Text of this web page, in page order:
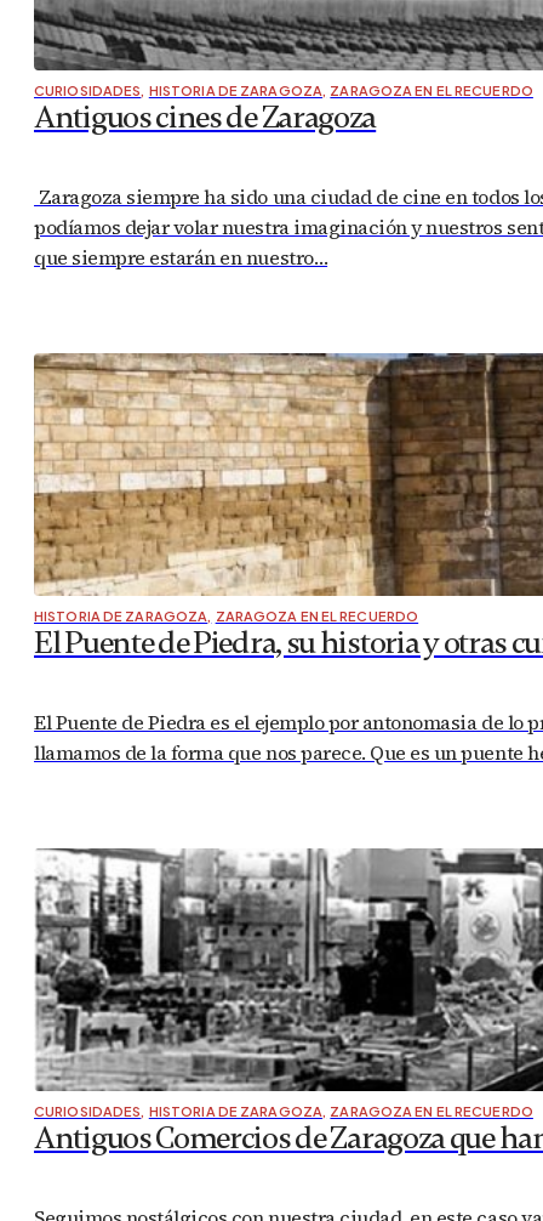
CURIOSIDADES, HISTORIA DE ZARAGOZA, ZARAGOZA EN EL RECUERDO
Antiguos cines de Zaragoza
Zaragoza siempre ha sido una ciudad de cine en todos
podíamos dejar volar nuestra imaginación y nuestros
que siempre estarán en nuestro…
HISTORIA DE ZARAGOZA, ZARAGOZA EN EL RECUERDO
El Puente de Piedra, su historia y otras
El Puente de Piedra es el ejemplo por antonomasia de lo
llamamos de la forma que nos parece. Que es un puente
CURIOSIDADES, HISTORIA DE ZARAGOZA, ZARAGOZA EN EL RECUERDO
Antiguos Comercios de Zaragoza que